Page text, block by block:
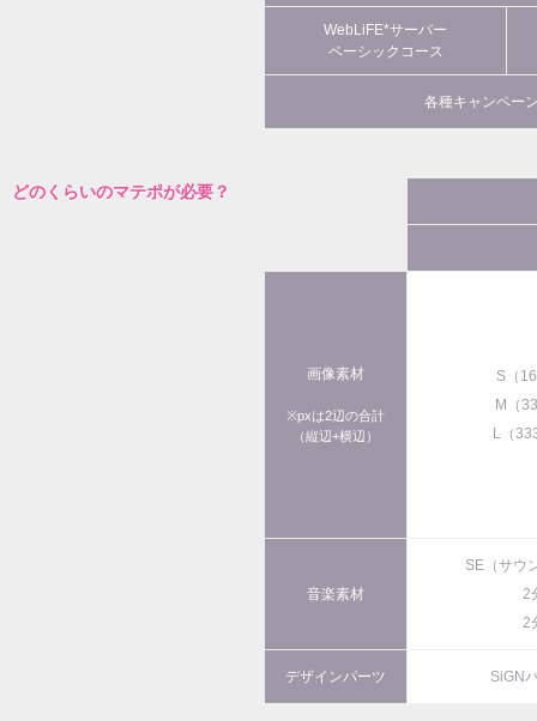
WebLiFE*サーバー
ベーシックコース
各種キャンペー
どのくらいのマテポが必要？
画像素材
※pxは2辺の合計
（縦辺+横辺）
S（
M（
L（
音楽素材
SE（サウ
2
2
デザインパーツ SiGN